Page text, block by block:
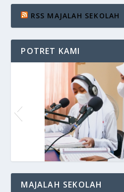
RSS MAJALAH SEKOLAH
POTRET KAMI
MAJALAH SEKOLAH